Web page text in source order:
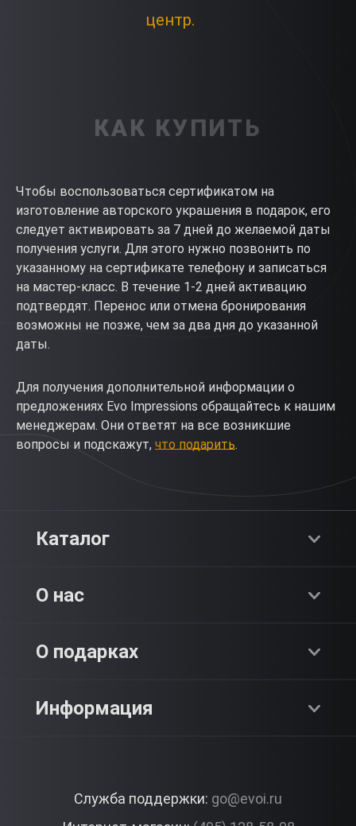
центр.
КАК КУПИТЬ
Чтобы воспользоваться сертификатом на
изготовление авторского украшения в подарок, его
следует активировать за 7 дней до желаемой даты
получения услуги. Для этого нужно позвонить по
указанному на сертификате телефону и записаться
на мастер-класс. В течение 1-2 дней активацию
подтвердят. Перенос или отмена бронирования
возможны не позже, чем за два дня до указанной
даты.
Для получения дополнительной информации о
предложениях Evo Impressions обращайтесь к нашим
менеджерам. Они ответят на все возникшие
вопросы и подскажут, что подарить.
Каталог
Premium
О нас
О компании
Контакты
О подарках
Как это работает?
Вопросы и ответы
Информация
Корпоративные подарки
Служба поддержки: go@evoi.ru